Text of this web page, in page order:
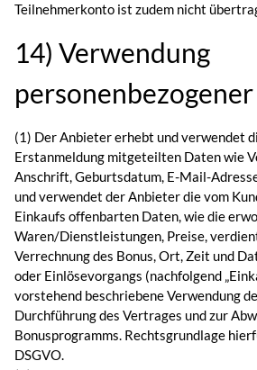
Teilnehmerkonto ist zudem nicht
14) Verwendung
(1) Der Anbieter erhebt und verwendet
Erstanmeldung mitgeteilten Daten wie
Anschrift, Geburtsdatum, E-Mail-
und verwendet der Anbieter die vom
Einkaufs offenbarten Daten, wie die
Waren/Dienstleistungen, Preise,
Verrechnung des Bonus, Ort, Zeit und
oder Einlösevorgangs (nachfolgend
vorstehend beschriebene Verwendung
Durchführung des Vertrages und zur
Bonusprogramms. Rechtsgrundlage
DSGVO.